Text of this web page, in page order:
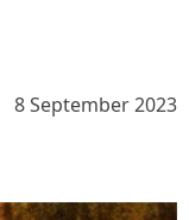
8 September 2023